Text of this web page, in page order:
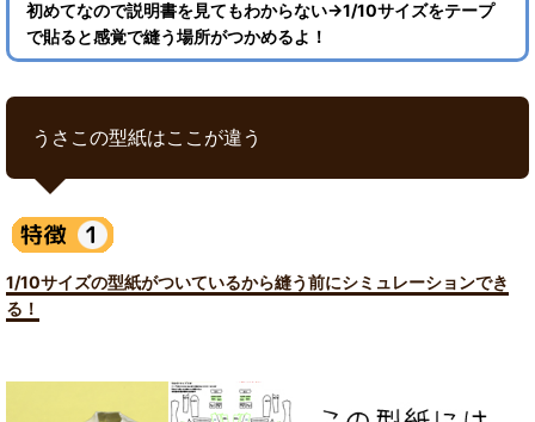
初めてなので説明書を見てもわからない→1/10サイズをテープ
で貼ると感覚で縫う場所がつかめるよ！
うさこの型紙はここが違う
1/10サイズの型紙がついているから縫う前にシミュレーションでき
る！